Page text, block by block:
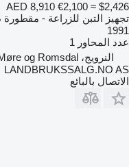
AED 8,910 €2,100 ≈ $2,426
تجهيز التبن للزراعة - مقطورة
1991
عدد المحاور 1
النرويج، Møre og Romsdal
LANDBRUKSSALG.NO AS
الاتصال بالبائع